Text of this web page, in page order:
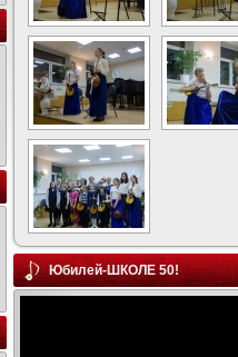
Юбилей-ШКОЛЕ 50!